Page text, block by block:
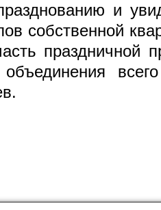
и
собственной
праздничной